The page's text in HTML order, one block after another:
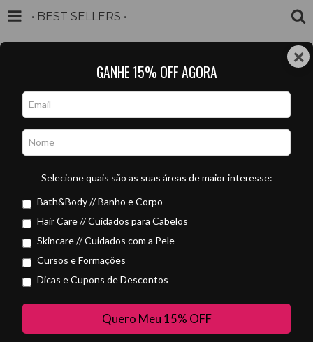
• BEST SELLERS •
0
INSCREVA-SE NA NOSSA NEWSLETTER E GANHE E-BOOK
Ordenar por
ATÉ 15% OFF
×
GANHE 15% OFF AGORA
Selecione quais são as suas áreas de maior interesse:
Bath&Body // Banho e Corpo
Hair Care // Cuidados para Cabelos
Skincare // Cuidados com a Pele
Cursos e Formações
Dicas e Cupons de Descontos
Quero Meu 15% OFF